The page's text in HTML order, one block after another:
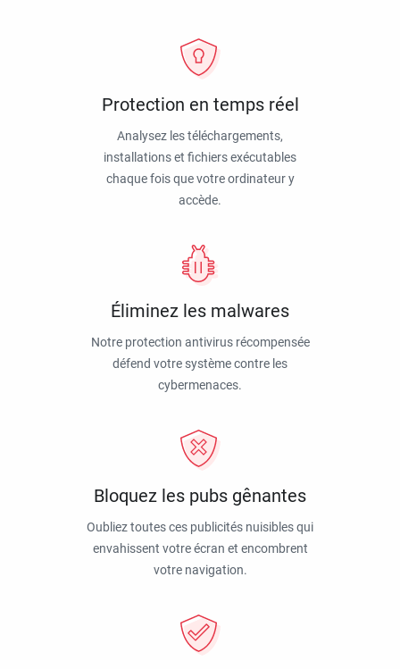
Protection en temps réel
Analysez les téléchargements,
installations et fichiers exécutables
chaque fois que votre ordinateur y
accède.
Éliminez les malwares
Notre protection antivirus récompensée
défend votre système contre les
cybermenaces.
Bloquez les pubs gênantes
Oubliez toutes ces publicités nuisibles qui
envahissent votre écran et encombrent
votre navigation.